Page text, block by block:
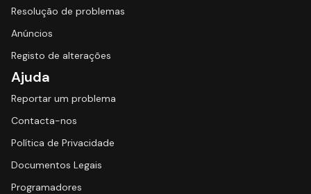
Resolução de problemas
Anúncios
Registo de alterações
Ajuda
Reportar um problema
Contacta-nos
Política de Privacidade
Documentos Legais
Programadores